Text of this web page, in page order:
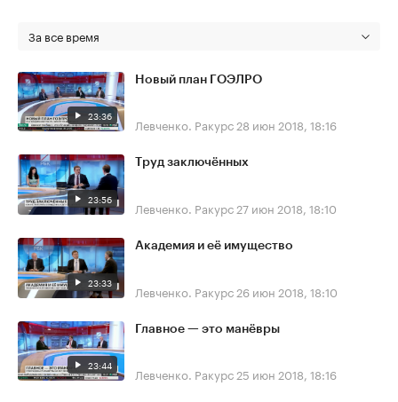
За все время
23:36
Новый план ГОЭЛРО
Левченко. Ракурс 28 июн 2018, 18:16
23:56
Труд заключённых
Левченко. Ракурс 27 июн 2018, 18:10
23:33
Академия и её имущество
Левченко. Ракурс 26 июн 2018, 18:10
23:44
Главное — это манёвры
Левченко. Ракурс 25 июн 2018, 18:16